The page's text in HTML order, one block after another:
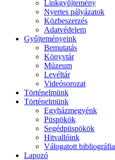
Linkgyűjtemény
Nyertes pályázatok
Közbeszerzés
Adatvédelem
Gyűjteményeink
Bemutatás
Könyvtár
Múzeum
Levéltár
Videósorozat
Történelmünk
Történelmünk
Egyházmegyénk
Püspökök
Segédpüspökök
Hitvallóink
Válogatott bibliográfia
Lapozó